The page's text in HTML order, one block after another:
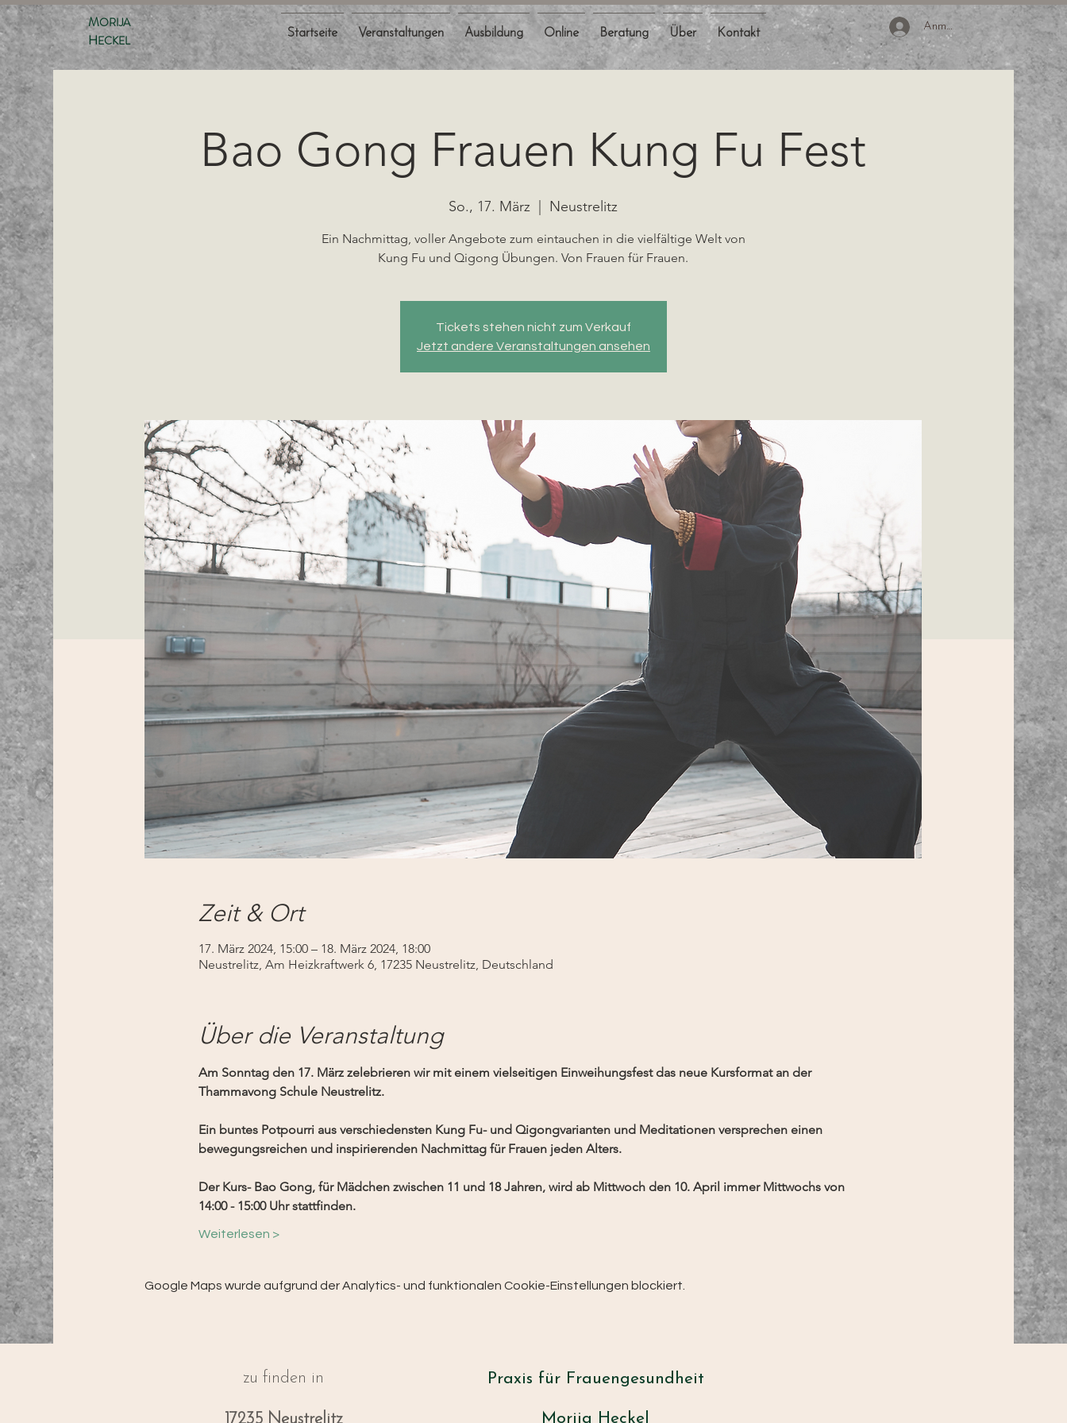
MORIJA
HECKEL Startseite Veranstaltungen Ausbildung Online Beratung Über Kontakt
Anmelden
Bao Gong Frauen Kung Fu Fest
So., 17. März Neustrelitz
Ein Nachmittag, voller Angebote zum eintauchen in die vielfältige Welt von
Kung Fu und Qigong Übungen. Von Frauen für Frauen.
Tickets stehen nicht zum Verkauf
Jetzt andere Veranstaltungen ansehen
Zeit & Ort
17. März 2024, 15:00 – 18. März 2024, 18:00
Neustrelitz, Am Heizkraftwerk 6, 17235 Neustrelitz, Deutschland
Über die Veranstaltung
Am Sonntag den 17. März zelebrieren wir mit einem vielseitigen Einweihungsfest das neue Kursformat an der
Thammavong Schule Neustrelitz.
Ein buntes Potpourri aus verschiedensten Kung Fu- und Qigongvarianten und Meditationen versprechen einen
bewegungsreichen und inspirierenden Nachmittag für Frauen jeden Alters.
Der Kurs- Bao Gong, für Mädchen zwischen 11 und 18 Jahren, wird ab Mittwoch den 10. April immer Mittwochs von
14:00 - 15:00 Uhr stattfinden.
Weiterlesen >
Google Maps wurde aufgrund der Analytics- und funktionalen Cookie-Einstellungen blockiert.
zu finden in
17235 Neustrelitz
Praxis für Frauengesundheit
Morija Heckel